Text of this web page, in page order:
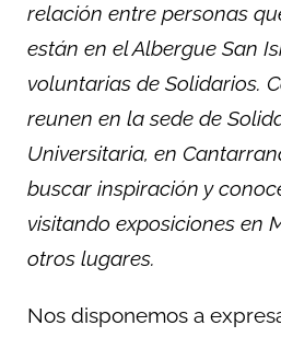
relación entre personas
están en el Albergue San
voluntarias de Solidarios.
reunen en la sede de
Universitaria, en
buscar inspiración y
visitando exposiciones en
otros lugares.
Nos disponemos a